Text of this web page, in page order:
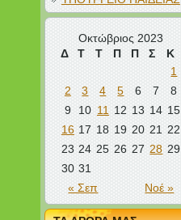
Οκτώβριος 2023
Δ
Τ Τ Π Π Σ Κ
« Σεπ Νοέ »
1
2
3 4 5 6 7
8
9
10 11 12 13 14 15
16 17 18 19 20 21 22
23 24 25 26 27 28 29
30 31